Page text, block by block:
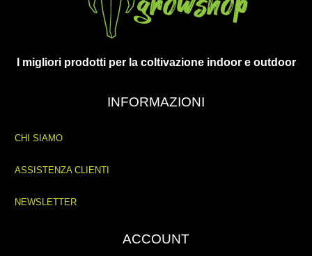
I migliori prodotti per la coltivazione indoor e outdoor
INFORMAZIONI
CHI SIAMO
ASSISTENZA CLIENTI
NEWSLETTER
ACCOUNT